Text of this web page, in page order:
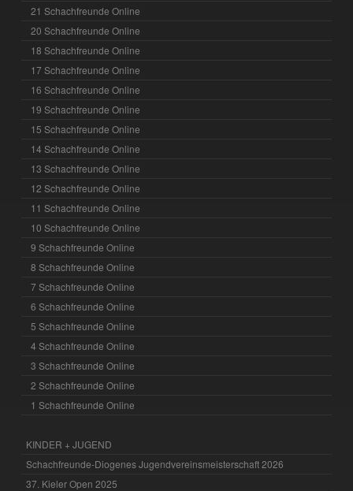
21 Schachfreunde Online
20 Schachfreunde Online
18 Schachfreunde Online
17 Schachfreunde Online
16 Schachfreunde Online
19 Schachfreunde Online
15 Schachfreunde Online
14 Schachfreunde Online
13 Schachfreunde Online
12 Schachfreunde Online
11 Schachfreunde Online
10 Schachfreunde Online
9 Schachfreunde Online
8 Schachfreunde Online
7 Schachfreunde Online
6 Schachfreunde Online
5 Schachfreunde Online
4 Schachfreunde Online
3 Schachfreunde Online
2 Schachfreunde Online
1 Schachfreunde Online
KINDER + JUGEND
Schachfreunde-Diogenes Jugendvereinsmeisterschaft 2026
37. Kieler Open 2025